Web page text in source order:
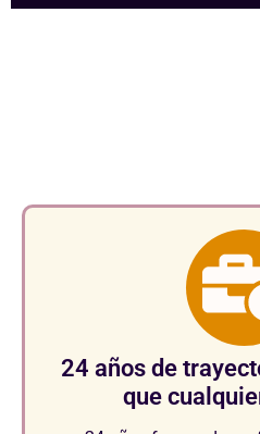
24 años de
que